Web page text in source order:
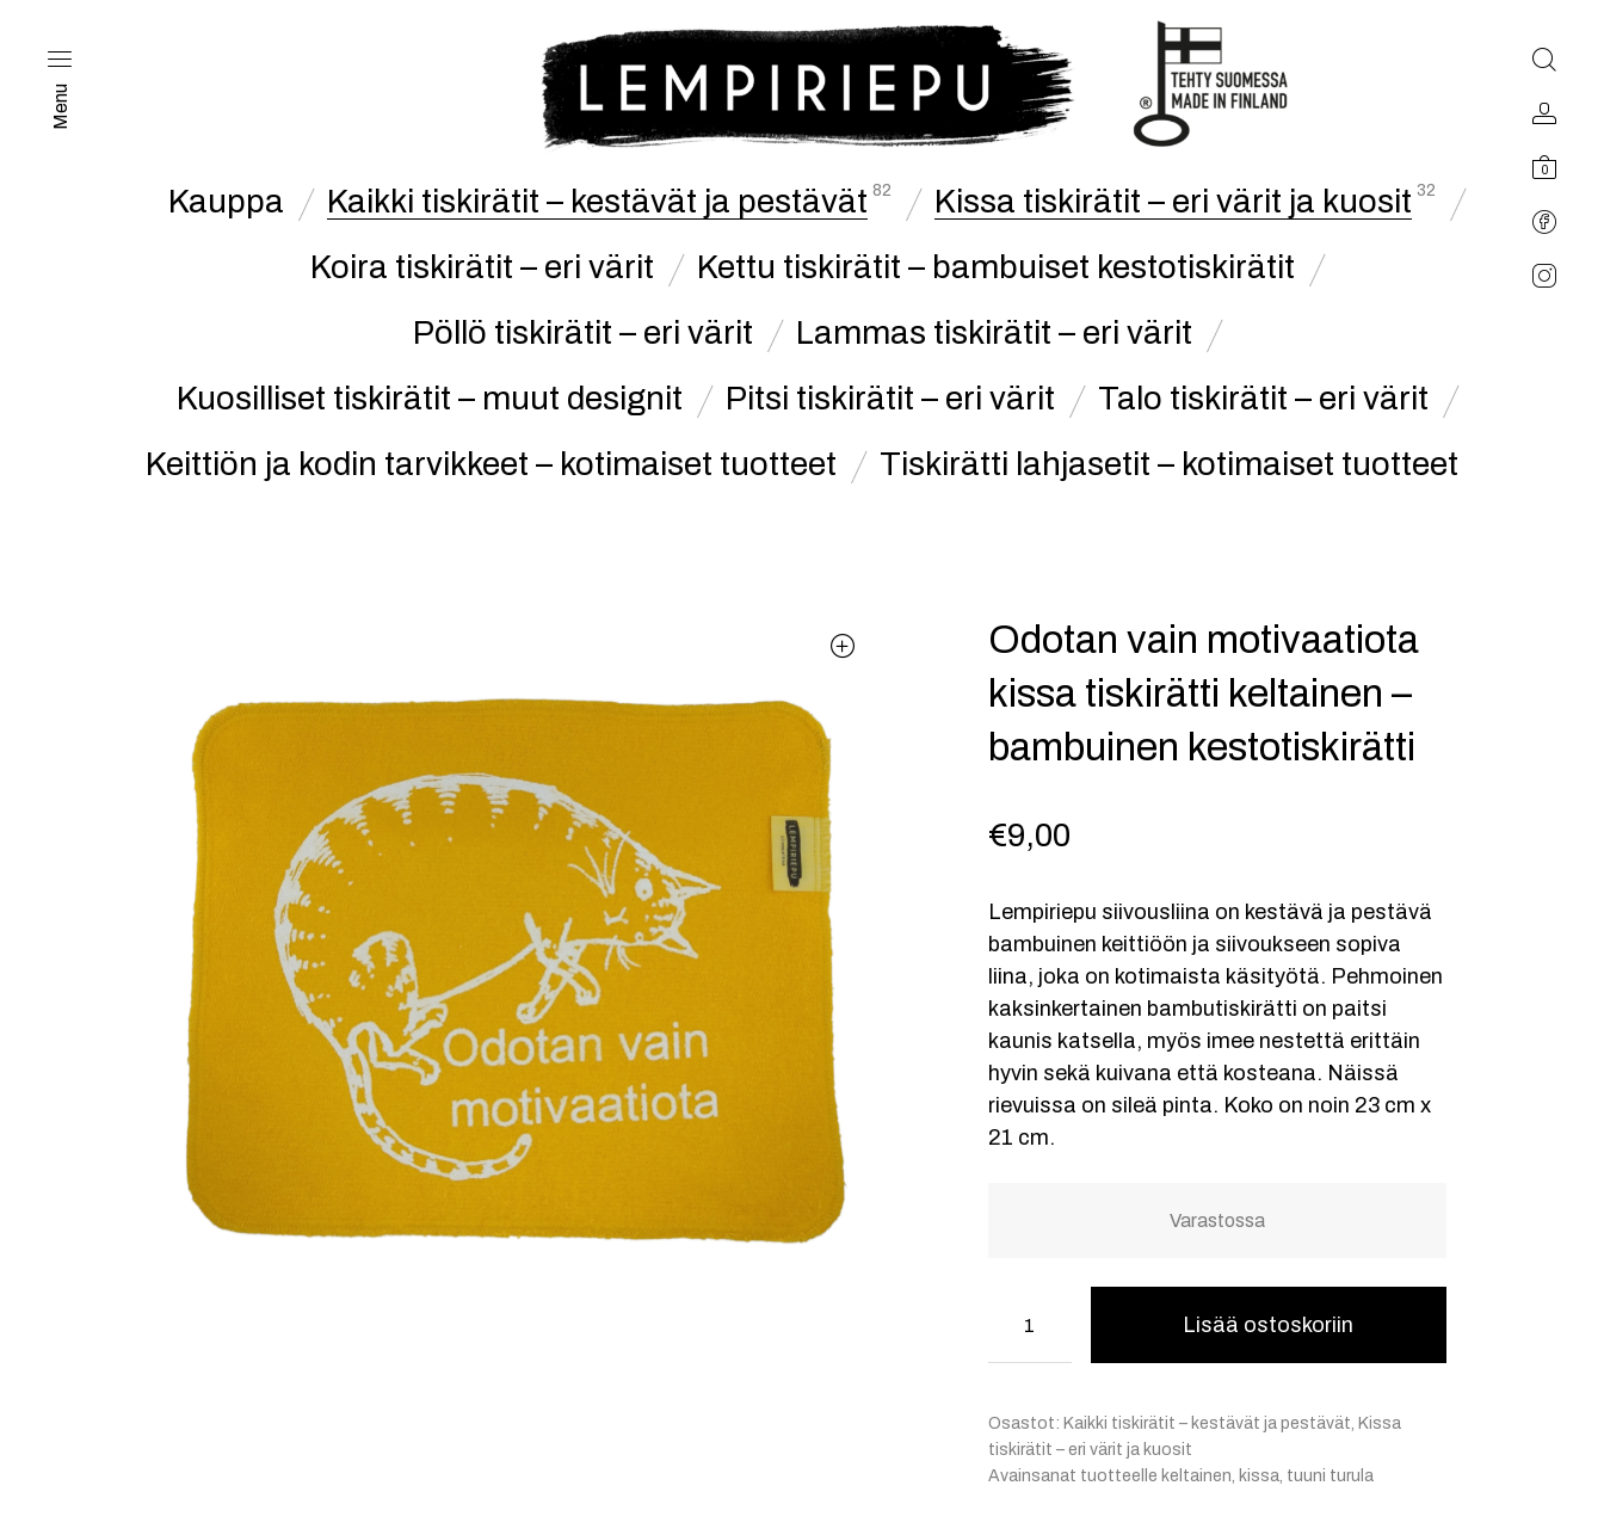
Menu
0
Kauppa Kaikki tiskirätit – kestävät ja pestävät 82 Kissa tiskirätit – eri värit ja kuosit 32
Koira tiskirätit – eri värit
Kettu tiskirätit – bambuiset kestotiskirätit
Pöllö tiskirätit – eri värit
Lammas tiskirätit – eri värit
Kuosilliset tiskirätit – muut designit
Pitsi tiskirätit – eri värit
Talo tiskirätit – eri värit
Keittiön ja kodin tarvikkeet – kotimaiset tuotteet
Tiskirätti lahjasetit – kotimaiset tuotteet
Odotan vain motivaatiota
kissa tiskirätti keltainen –
bambuinen kestotiskirätti
€9,00
Lempiriepu siivousliina on kestävä ja pestävä
bambuinen keittiöön ja siivoukseen sopiva
liina, joka on kotimaista käsityötä. Pehmoinen
kaksinkertainen bambutiskirätti on paitsi
kaunis katsella, myös imee nestettä erittäin
hyvin sekä kuivana että kosteana. Näissä
rievuissa on sileä pinta. Koko on noin 23 cm x
21 cm.
Varastossa
Lisää ostoskoriin
Osastot: Kaikki tiskirätit – kestävät ja pestävät, Kissa
tiskirätit – eri värit ja kuosit
Avainsanat tuotteelle keltainen, kissa, tuuni turula